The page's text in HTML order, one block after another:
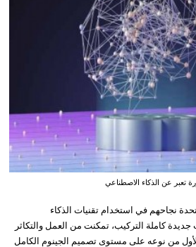
تعبر عن الذكاء الاصطناعي
نجاحهم في استخدام تقنيات الذكاء
كاملة التركيب، تمكنت من العمل والتكاثر
من نوعه على مستوى تصميم الجينوم الكامل